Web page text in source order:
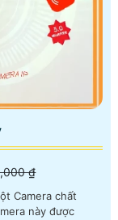
₫
Camera chất